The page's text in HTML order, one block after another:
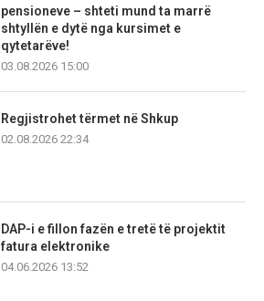
pensioneve – shteti mund ta marrë
shtyllën e dytë nga kursimet e
qytetarëve!
03.08.2026 15:00
Regjistrohet tërmet në Shkup
02.08.2026 22:34
DAP-i e fillon fazën e tretë të projektit
fatura elektronike
04.06.2026 13:52